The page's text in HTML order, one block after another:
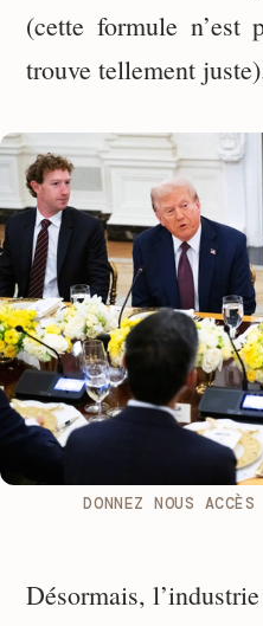
(cette formule
trouve tellement
DONNEZ NOUS
Désormais,